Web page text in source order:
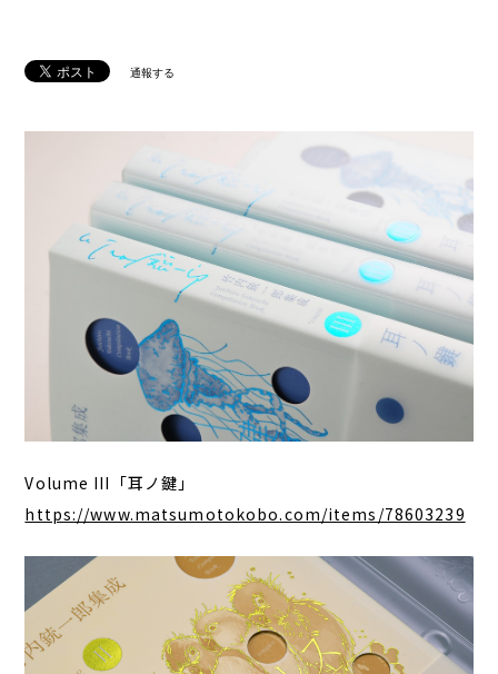
通報する
Volume III「耳ノ鍵」
https://www.matsumotokobo.com/items/78603239